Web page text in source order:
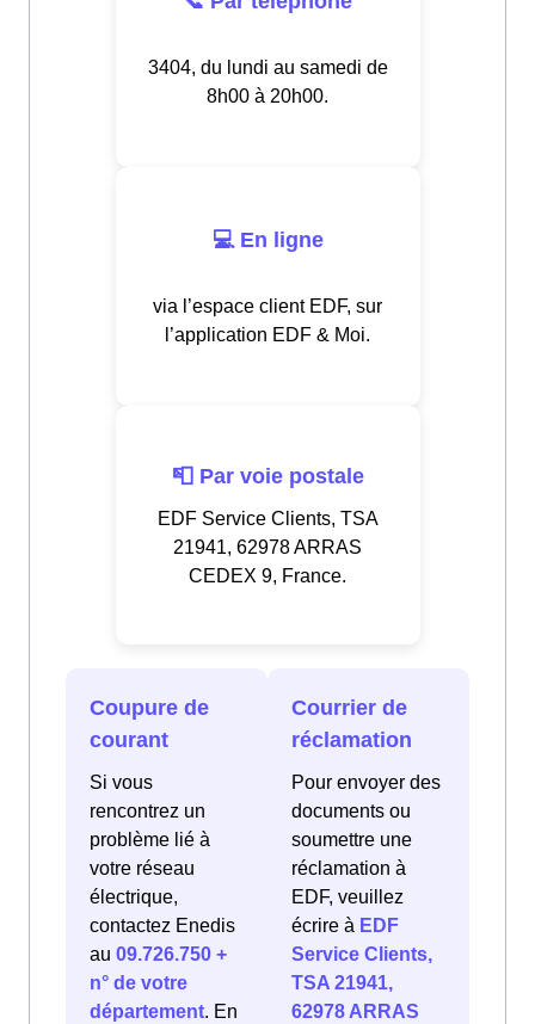
3404, du lundi au samedi de
8h00 à 20h00.
💻 En ligne
via l’espace client EDF, sur
l’application EDF & Moi.
📮 Par voie postale
EDF Service Clients, TSA
21941, 62978 ARRAS
CEDEX 9, France.
Coupure de
courant
Si vous
rencontrez un
problème lié à
votre réseau
électrique,
contactez Enedis
au 09.726.750 +
n° de votre
département. En
Courrier de
réclamation
Pour envoyer des
documents ou
soumettre une
réclamation à
EDF, veuillez
écrire à EDF
Service Clients,
TSA 21941,
62978 ARRAS